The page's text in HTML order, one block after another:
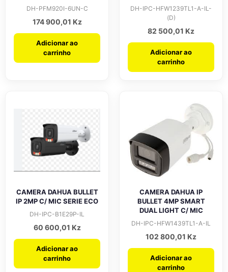
DH-PFM920I-6UN-C
174 900,01 Kz
Adicionar ao
carrinho
DH-IPC-HFW1239TL1-A-IL-
(D)
82 500,01 Kz
Adicionar ao
carrinho
CAMERA DAHUA BULLET
IP 2MP C/ MIC SERIE ECO
DH-IPC-B1E29P-IL
60 600,01 Kz
Adicionar ao
carrinho
CAMERA DAHUA IP
BULLET 4MP SMART
DUAL LIGHT C/ MIC
DH-IPC-HFW1439TL1-A-IL
102 800,01 Kz
Adicionar ao
carrinho